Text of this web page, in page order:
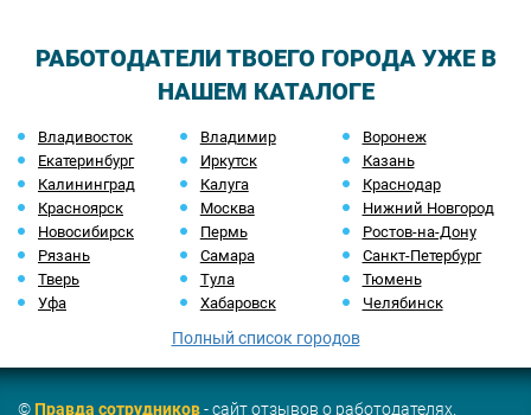
РАБОТОДАТЕЛИ ТВОЕГО ГОРОДА УЖЕ В
НАШЕМ КАТАЛОГЕ
Владивосток Владимир
Воронеж
Екатеринбург
Иркутск
Казань
Калининград
Калуга
Краснодар
Красноярск
Москва
Нижний Новгород
Новосибирск
Пермь
Ростов-на-Дону
Рязань
Самара
Санкт-Петербург
Тверь
Тула
Тюмень
Уфа
Хабаровск Челябинск
Полный список городов
©Правда сотрудников- сайт отзывов о работодателях.